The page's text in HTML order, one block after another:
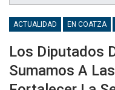
ACTUALIDAD EN COATZA
Los Diputados
Sumamos A